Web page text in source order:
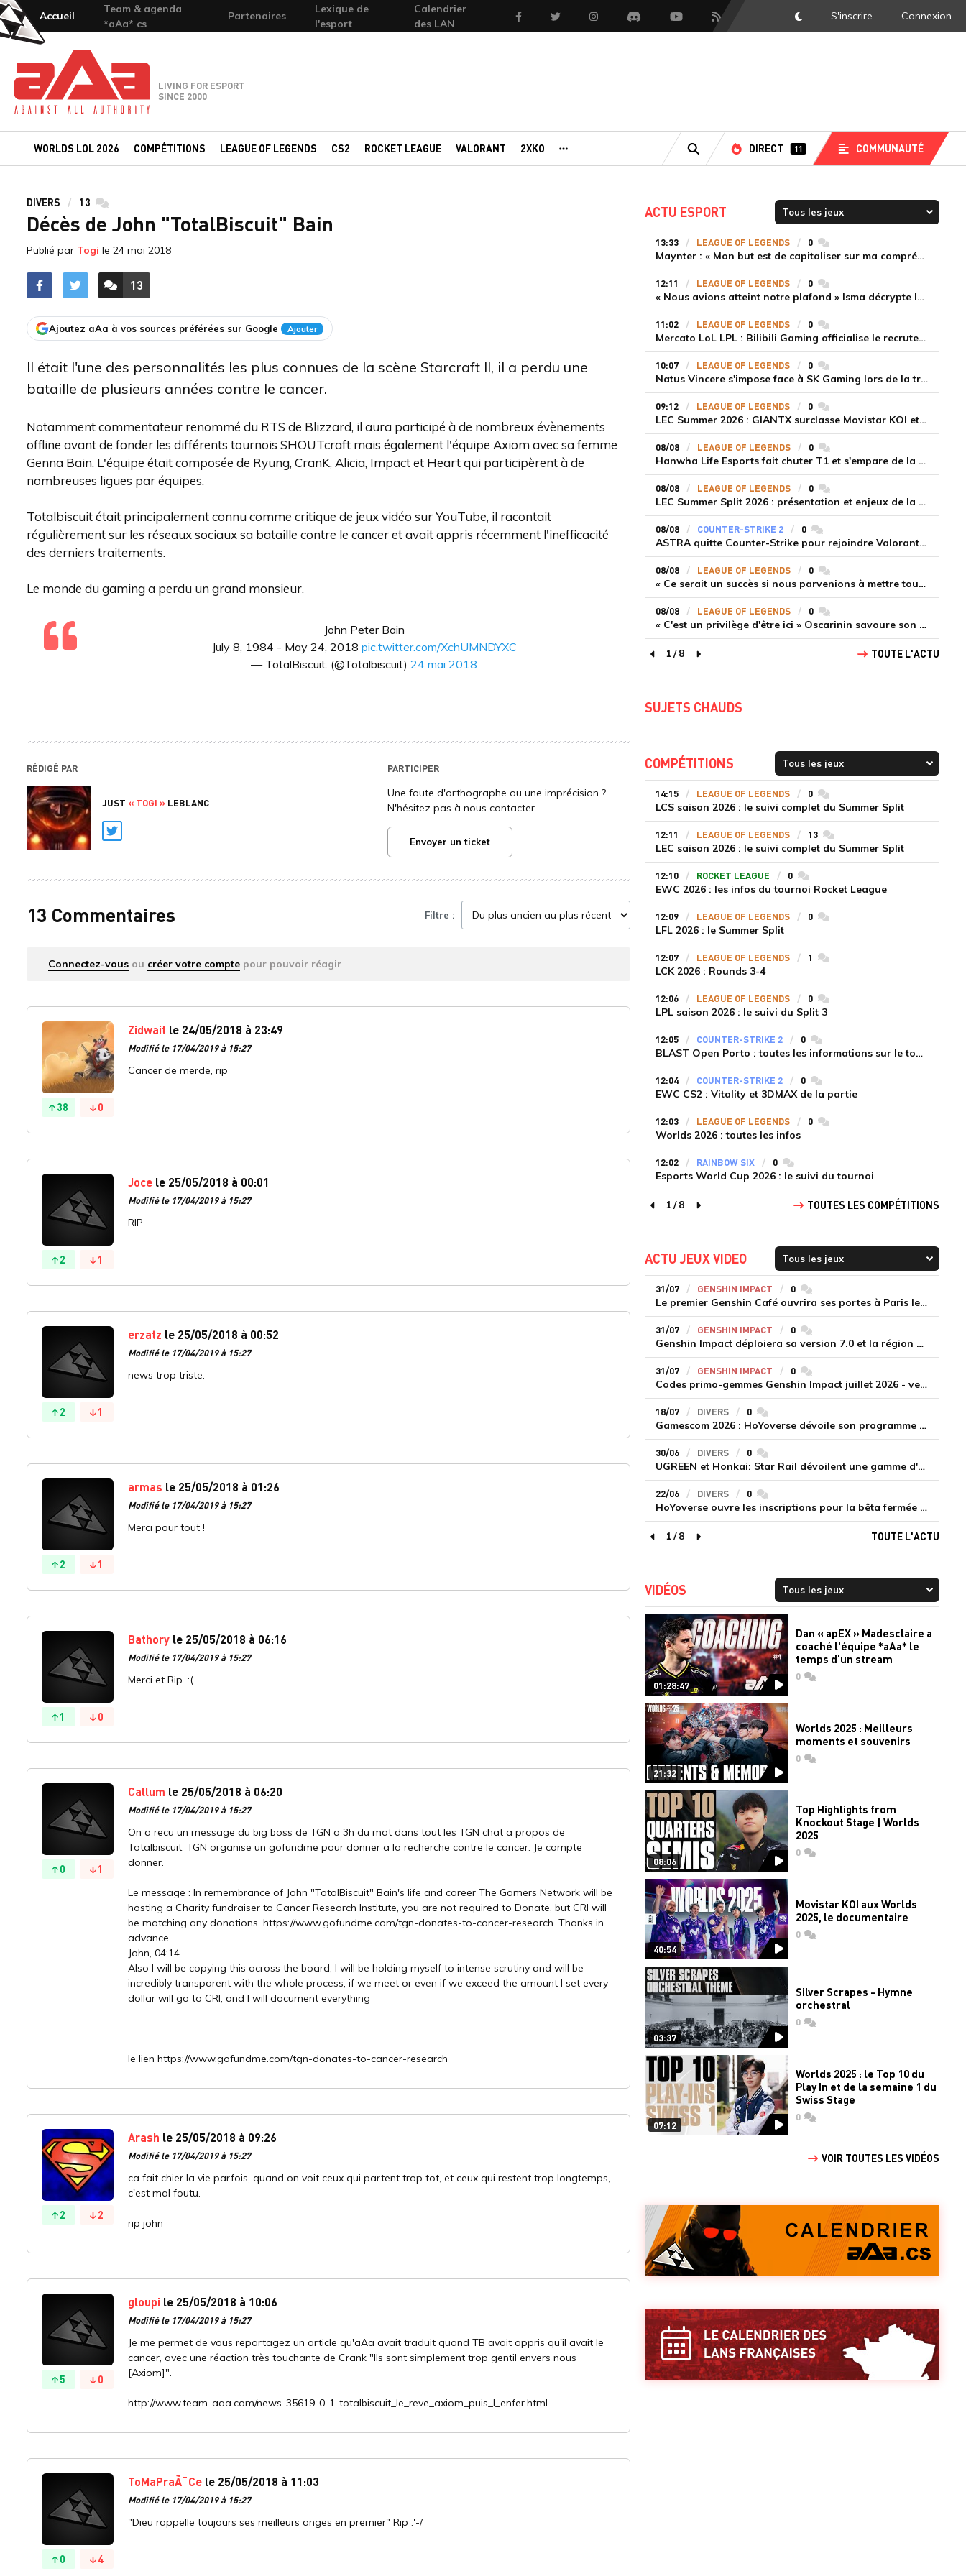
Accueil
Team & agenda
*aAa* cs
Partenaires
Lexique de
l'esport
Calendrier
des LAN
FacebookTwitter InstagramDiscord YoutubeFlux RSS DarkMode
S'inscrire Connexion
Team-aAa - against All authority
LIVING FOR ESPORT
SINCE 2000
WORLDS LOL 2026 COMPÉTITIONS LEAGUE OF LEGENDS CS2 ROCKET LEAGUE VALORANT 2XKO
RECHERCHE
DIRECT 11 COMMUNAUTÉ
DIVERS 13 commentaires
Décès de John "TotalBiscuit" Bain
Publié par Togi le 24 mai 2018
ACCÉDER AUX
13
COMMENTAIRES
Ajoutez aAa à vos sources préférées sur Google Ajouter
Il était l'une des personnalités les plus connues de la scène Starcraft II, il a perdu une
bataille de plusieurs années contre le cancer.
Notamment commentateur renommé du RTS de Blizzard, il aura participé à de nombreux évènements
offline avant de fonder les différents tournois SHOUTcraft mais également l'équipe Axiom avec sa femme
Genna Bain. L'équipe était composée de Ryung, CranK, Alicia, Impact et Heart qui participèrent à de
nombreuses ligues par équipes.
Totalbiscuit était principalement connu comme critique de jeux vidéo sur YouTube, il racontait
régulièrement sur les réseaux sociaux sa bataille contre le cancer et avait appris récemment l'inefficacité
des derniers traitements.
Le monde du gaming a perdu un grand monsieur.
John Peter Bain
July 8, 1984 - May 24, 2018 pic.twitter.com/XchUMNDYXC
— TotalBiscuit. (@Totalbiscuit)24 mai 2018
RÉDIGÉ PAR
JUST « TOGI » LEBLANC
Twitter
PARTICIPER
Une faute d'orthographe ou une imprécision ?
N'hésitez pas à nous contacter.
Envoyer un ticket
13 Commentaires Filtre :
Connectez-vous ou créer votre compte pour pouvoir réagir
38 0
Zidwait le 24/05/2018 à 23:49
Modifié le 17/04/2019 à 15:27
Cancer de merde, rip
2 1
Joce le 25/05/2018 à 00:01
Modifié le 17/04/2019 à 15:27
RIP
2 1
erzatz le 25/05/2018 à 00:52
Modifié le 17/04/2019 à 15:27
news trop triste.
2 1
armas le 25/05/2018 à 01:26
Modifié le 17/04/2019 à 15:27
Merci pour tout !
1 0
Bathory le 25/05/2018 à 06:16
Modifié le 17/04/2019 à 15:27
Merci et Rip. :(
0 1
Callum le 25/05/2018 à 06:20
Modifié le 17/04/2019 à 15:27
On a recu un message du big boss de TGN a 3h du mat dans tout les TGN chat a propos de
Totalbiscuit, TGN organise un gofundme pour donner a la recherche contre le cancer. Je compte
donner.
Le message : In remembrance of John "TotalBiscuit" Bain's life and career The Gamers Network will be
hosting a Charity fundraiser to Cancer Research Institute, you are not required to Donate, but CRI will
be matching any donations. https://www.gofundme.com/tgn-donates-to-cancer-research. Thanks in
advance
John, 04:14
Also I will be copying this across the board, I will be holding myself to intense scrutiny and will be
incredibly transparent with the whole process, if we meet or even if we exceed the amount I set every
dollar will go to CRI, and I will document everything
le lien https://www.gofundme.com/tgn-donates-to-cancer-research
2 2
Arash le 25/05/2018 à 09:26
Modifié le 17/04/2019 à 15:27
ca fait chier la vie parfois, quand on voit ceux qui partent trop tot, et ceux qui restent trop longtemps,
c'est mal foutu.
rip john
5 0
gloupi le 25/05/2018 à 10:06
Modifié le 17/04/2019 à 15:27
Je me permet de vous repartagez un article qu'aAa avait traduit quand TB avait appris qu'il avait le
cancer, avec une réaction très touchante de Crank "Ils sont simplement trop gentil envers nous
[Axiom]".
http://www.team-aaa.com/news-35619-0-1-totalbiscuit_le_reve_axiom_puis_l_enfer.html
0 4
ToMaPraÃ¯Ce le 25/05/2018 à 11:03
Modifié le 17/04/2019 à 15:27
"Dieu rappelle toujours ses meilleurs anges en premier" Rip :'-/
ACTU ESPORT
13:33 LEAGUE OF LEGENDS 0commentaires
Maynter : « Mon but est de capitaliser sur ma compréhension du jeu plutôt que sur ma mécanique pure »
12:11 LEAGUE OF LEGENDS 0commentaires
« Nous avions atteint notre plafond » Isma décrypte le renouveau de GiantX et la victoire face à Movistar KOI
11:02 LEAGUE OF LEGENDS 0commentaires
Mercato LoL LPL : Bilibili Gaming officialise le recrutement de Flandre sur la toplane
10:07 LEAGUE OF LEGENDS 0commentaires
Natus Vincere s'impose face à SK Gaming lors de la troisième semaine du LEC Summer Split 2026
09:12 LEAGUE OF LEGENDS 0commentaires
LEC Summer 2026 : GIANTX surclasse Movistar KOI et se fait une place sur le podium
08/08 LEAGUE OF LEGENDS 0commentaires
Hanwha Life Esports fait chuter T1 et s'empare de la deuxième place du Legend Group
08/08 LEAGUE OF LEGENDS 0commentaires
LEC Summer Split 2026 : présentation et enjeux de la troisième semaine de compétition
08/08 COUNTER-STRIKE 2 0commentaires
ASTRA quitte Counter-Strike pour rejoindre Valorant et la scène compétitive Game Changers
08/08 LEAGUE OF LEGENDS 0commentaires
« Ce serait un succès si nous parvenions à mettre tous les joueurs à niveau pour espérer atteindre les playoffs », Nukeduck et Mithy après la victoire de Team Heretics
08/08 LEAGUE OF LEGENDS 0commentaires
« C'est un privilège d'être ici » Oscarinin savoure son retour en LEC et prépare sa revanche
page précédente
1/8
page suivante
TOUTE L'ACTU
SUJETS CHAUDS
COMPÉTITIONS
14:15 LEAGUE OF LEGENDS 0commentaires
LCS saison 2026 : le suivi complet du Summer Split
12:11 LEAGUE OF LEGENDS 13commentaires
LEC saison 2026 : le suivi complet du Summer Split
12:10 ROCKET LEAGUE 0commentaires
EWC 2026 : les infos du tournoi Rocket League
12:09 LEAGUE OF LEGENDS 0commentaires
LFL 2026 : le Summer Split
12:07 LEAGUE OF LEGENDS 1 commentaires
LCK 2026 : Rounds 3-4
12:06 LEAGUE OF LEGENDS 0commentaires
LPL saison 2026 : le suivi du Split 3
12:05 COUNTER-STRIKE 2 0commentaires
BLAST Open Porto : toutes les informations sur le tournoi
12:04 COUNTER-STRIKE 2 0commentaires
EWC CS2 : Vitality et 3DMAX de la partie
12:03 LEAGUE OF LEGENDS 0commentaires
Worlds 2026 : toutes les infos
12:02 RAINBOW SIX 0commentaires
Esports World Cup 2026 : le suivi du tournoi
page précédente
1/8
page suivante
TOUTES LES COMPÉTITIONS
ACTU JEUX VIDEO
31/07 GENSHIN IMPACT 0commentaires
Le premier Genshin Café ouvrira ses portes à Paris le 14 août
31/07 GENSHIN IMPACT 0commentaires
Genshin Impact déploiera sa version 7.0 et la région de Snezhnaya le 12 août
31/07 GENSHIN IMPACT 0commentaires
Codes primo-gemmes Genshin Impact juillet 2026 - version 7.0
18/07 DIVERS 0commentaires
Gamescom 2026 : HoYoverse dévoile son programme et présente deux nouveaux jeux inédits
30/06 DIVERS 0commentaires
UGREEN et Honkai: Star Rail dévoilent une gamme d'accessoires de recharge en édition limitée
22/06 DIVERS 0commentaires
HoYoverse ouvre les inscriptions pour la bêta fermée de Honkai : Nexus Anima
page précédente
1/8
page suivante
TOUTE L'ACTU
VIDÉOS
01:28:47
Dan « apEX » Madesclaire a
coaché l'équipe *aAa* le
temps d'un stream
0commentaires
21:32
Worlds 2025 : Meilleurs
moments et souvenirs
0commentaires
08:06
Top Highlights from
Knockout Stage | Worlds
2025
0commentaires
40:54
Movistar KOI aux Worlds
2025, le documentaire
0commentaires
03:37
Silver Scrapes - Hymne
orchestral
0commentaires
07:12
Worlds 2025 : le Top 10 du
Play In et de la semaine 1 du
Swiss Stage
0commentaires
VOIR TOUTES LES VIDÉOS